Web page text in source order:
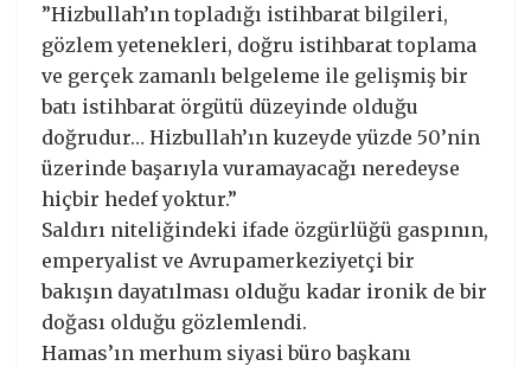
”Hizbullah’ın topladığı istihbarat bilgileri,
gözlem yetenekleri, doğru istihbarat toplama
ve gerçek zamanlı belgeleme ile gelişmiş bir
batı istihbarat örgütü düzeyinde olduğu
doğrudur… Hizbullah’ın kuzeyde yüzde 50’nin
üzerinde başarıyla vuramayacağı neredeyse
hiçbir hedef yoktur.”
Saldırı niteliğindeki ifade özgürlüğü gaspının,
emperyalist ve Avrupamerkeziyetçi bir
bakışın dayatılması olduğu kadar ironik de bir
doğası olduğu gözlemlendi.
Hamas’ın merhum siyasi büro başkanı